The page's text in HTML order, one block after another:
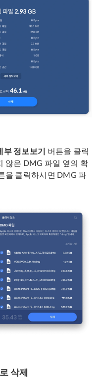
부 정보보기 버튼을 클릭
않은 DMG 파일 옆의 확
을 클릭하시면 DMG 파
삭제